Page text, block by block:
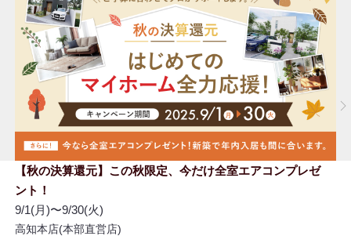
【秋の決算還元】この秋限定、今だけ全室エアコンプレゼ
ント！
9/1(月)〜9/30(火)
高知本店(本部直営店)